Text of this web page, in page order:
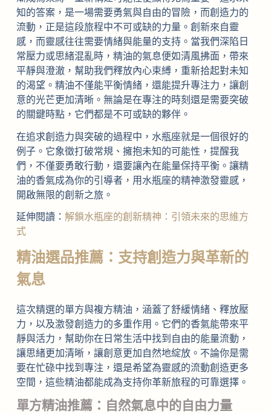
知的答案，是一場需要勇氣與自由的冒險，而創造力的
流動，正是這段旅程中不可或缺的力量。創新來自靈
感，而靈感往往需要情緒與能量的支持。當我們深陷日
常壓力或思緒混亂時，精油的氣息便如清風拂面，帶來
平靜與澄澈，幫助我們釋放內心束縛，重新拾起對未知
的渴望。精油不僅能平衡情緒，還能提升專注力，讓創
意的光芒更加清晰。無論是在專注的時刻還是需要突破
的關鍵時點，它們都是不可或缺的夥伴。
在追求創造力與突破的過程中，水瓶座就是一個很好的
例子。它象徵打破常規、擁抱未知的可能性，提醒我
們，不僅要勇敢行動，還要讓內在能量保持平衡。讓精
油的香氣成為你的引導者，用水瓶座的精神激發靈感，
開啟無限的創新之旅。
延伸閱讀： 解鎖水瓶座的創新精神：引領未來的思維方
式
精油選品推薦：支持創造力與革新的
氣息
這次精選的單方與複方精油，涵蓋了舒緩情緒、釋放壓
力，以及激發創造力的多重作用。它們的香氣能帶來平
靜與活力，幫助你在日常生活中找到自由的能量流動，
讓思緒更加清晰，讓創意更加自然地綻放。不論你是需
要在忙碌中找到專注，還是希望為靈感的流動創造更多
空間，這些精油都能成為支持你革新旅程的可靠選擇。
單方精油推薦：自然氣息中的自由力量